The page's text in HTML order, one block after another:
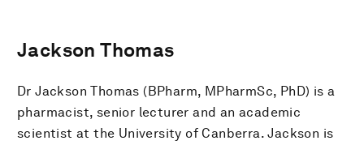
Jackson Thomas
Dr Jackson Thomas (BPharm, MPharmSc, PhD) is a
pharmacist, senior lecturer and an academic
scientist at the University of Canberra. Jackson is